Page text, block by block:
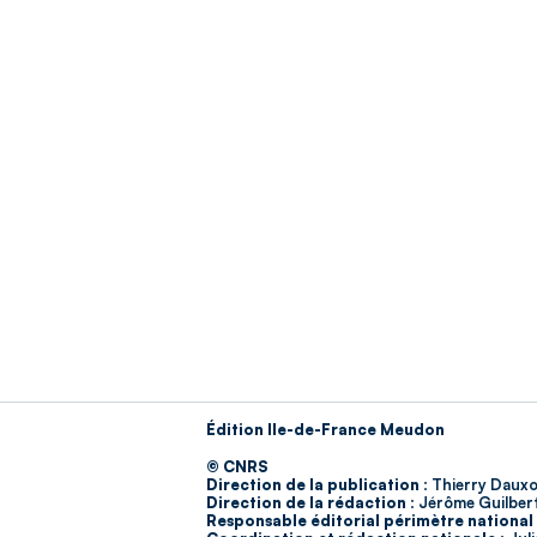
Édition Ile-de-France Meudon
© CNRS
Direction de la publication : Thierry
Direction de la rédaction : Jérôme
Responsable éditorial périmètre national